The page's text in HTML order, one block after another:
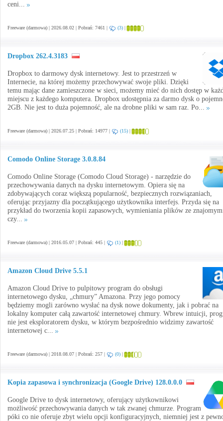
ceni...
Freeware (darmowa) | 2026.08.02 | Pobrań: 7461 | (3) |
Dropbox 262.4.3183
Dropbox to darmowy dysk internetowy. Jest to przestrzeń w
Internecie, na której możemy przechowywać swoje pliki. Dzięki
temu mając dane zamieszczone w sieci, możemy mieć do nich dostęp w
miejscu z każdego komputera. Dropbox udostępnia za darmo dysk o
2GB. Nie jest to duża pojemność, ale na drobne pliki w sam raz. Po...
Freeware (darmowa) | 2026.07.25 | Pobrań: 14977 | (15) |
Comodo Online Storage 3.0.8.84
Comodo Online Storage (Comodo Cloud Storage) - narzędzie do
przechowywania danych na dysku internetowym. Opiera się na
zdobywających coraz większą popularność, bezpiecznych rozwiązaniach,
oferując przyjazny dla początkującego użytkownika interfejs. Przyda się na
przykład do tworzenia kopii zapasowych, wymieniania plików ze
czy...
Freeware (darmowa) | 2016.05.07 | Pobrań: 445 | (1) |
Amazon Cloud Drive 5.5.1
Amazon Cloud Drive to pulpitowy program do obsługi
internetowego dysku, „chmury” Amazona. Przy jego pomocy
będziemy mogli zarówno wysłać na dysk nowe dokumenty, jak i pobrać na
lokalny komputer całą zawartość internetowej chmury. Wbrew intuicji,
nie jest eksploratorem dysku, w którym bezpośrednio widzimy zawartość
internetowej c...
Freeware (darmowa) | 2018.08.07 | Pobrań: 257 | (0) |
Kopia zapasowa i synchronizacja (Google Drive) 128.0.0.0
Google Drive to dysk internetowy, oferujący użytkownikowi
możliwość przechowywania danych w tak zwanej chmurze. Program
póki co nie oferuje zbyt wielu opcji konfiguracyjnych, niemniej jest z